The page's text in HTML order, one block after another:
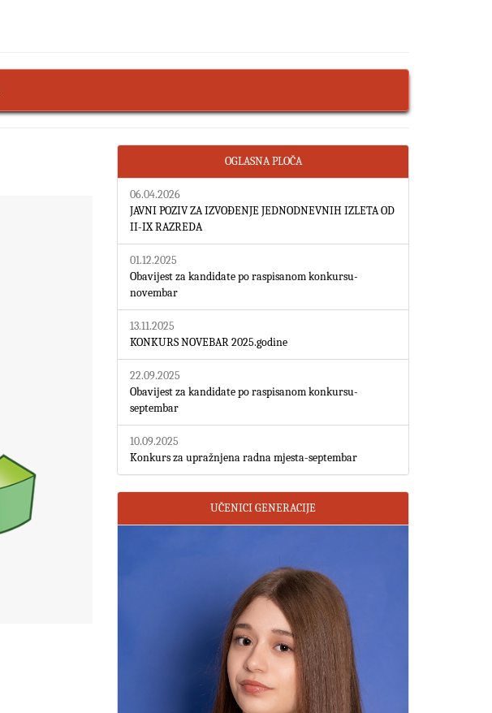
OGLASNA PLOČA
06.04.2026
JAVNI POZIV ZA IZVOĐENJE JEDNODNEVNIH IZLETA OD
II-IX RAZREDA
01.12.2025
Obavijest za kandidate po raspisanom konkursu-
novembar
13.11.2025
KONKURS NOVEBAR 2025.godine
22.09.2025
Obavijest za kandidate po raspisanom konkursu-
septembar
10.09.2025
Konkurs za upražnjena radna mjesta-septembar
UČENICI GENERACIJE